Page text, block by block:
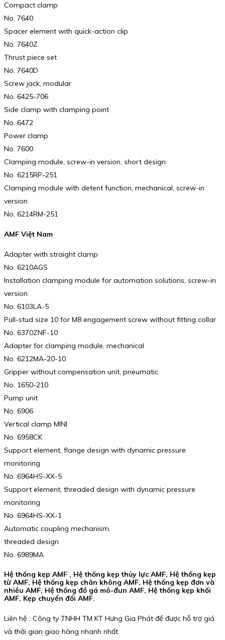
Compact clamp
No. 7640
Spacer element with quick-action clip
No. 7640Z
Thrust piece set
No. 7640D
Screw jack, modular
No. 6425-706
Side clamp with clamping point
No. 6472
Power clamp
No. 7600
Clamping module, screw-in version, short design
No. 6215RP-251
Clamping module with detent function, mechanical, screw-in
version
No. 6214RM-251
AMF Việt Nam
Adapter with straight clamp
No. 6210AGS
Installation clamping module for automation solutions, screw-in
version
No. 6103LA-5
Pull-stud size 10 for M8 engagement screw without fitting collar
No. 6370ZNF-10
Adapter for clamping module, mechanical
No. 6212MA-20-10
Gripper without compensation unit, pneumatic
No. 1650-210
Pump unit
No. 6906
Vertical clamp MINI
No. 6958CK
Support element, flange design with dynamic pressure
monitoring
No. 6964HS-XX-5
Support element, threaded design with dynamic pressure
monitoring
No. 6964HS-XX-1
Automatic coupling mechanism,
threaded design
No. 6989MA
Hệ thống kẹp AMF , Hệ thống kẹp thủy lực AMF, Hệ thống kẹp
từ AMF, Hệ thống kẹp chân không AMF, Hệ thống kẹp đơn và
nhiều AMF, Hệ thống đồ gá mô-đun AMF, Hệ thống kẹp khối
AMF, Kẹp chuyển đổi AMF.
Liên hệ : Công ty TNHH TM KT Hưng Gia Phát để được hỗ trợ giá
và thời gian giao hàng nhanh nhất.